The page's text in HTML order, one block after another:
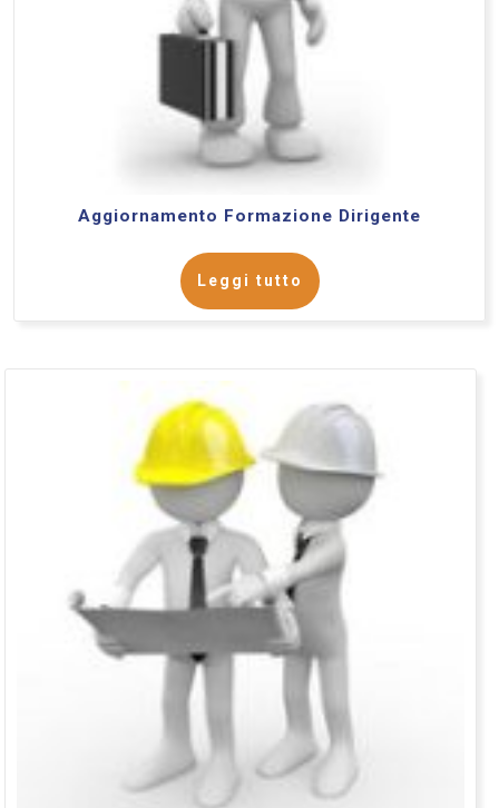
Aggiornamento Formazione Dirigente
Leggi tutto